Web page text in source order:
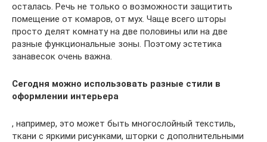
осталась. Речь не только о возможности защитить
помещение от комаров, от мух. Чаще всего шторы
просто делят комнату на две половины или на две
разные функциональные зоны. Поэтому эстетика
занавесок очень важна.
Сегодня можно использовать разные стили в
оформлении интерьера
, например, это может быть многослойный текстиль,
ткани с яркими рисунками, шторки с дополнительными